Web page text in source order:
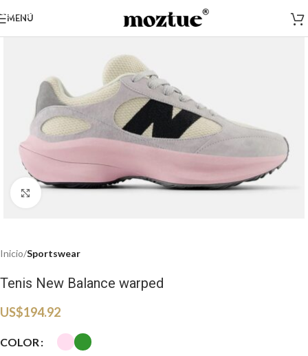
Saltar a la navegación
MENÚ
Haga clic para ampliar
Inicio Sportswear
Tenis New Balance warped
US$194.92
COLOR